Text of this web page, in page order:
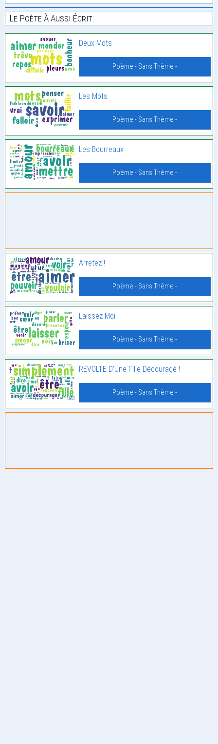
Le Poète À Aussi Écrit:
Deux Mots
Poème - Sans Thème -
Les Mots
Poème - Sans Thème -
Les Bourreaux
Poème - Sans Thème -
Arretez !
Poème - Sans Thème -
Laissez Moi !
Poème - Sans Thème -
REVOLTE D’Une Fille Découragé !
Poème - Sans Thème -